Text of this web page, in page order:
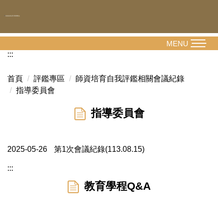
到
內
區
MENU
:::
首頁 評鑑專區
師資培育自我評鑑相關會議紀錄
指導委員會
指導委員會
2025-05-26 第1次會議紀錄(113.08.15)
:::
教育學程Q&A